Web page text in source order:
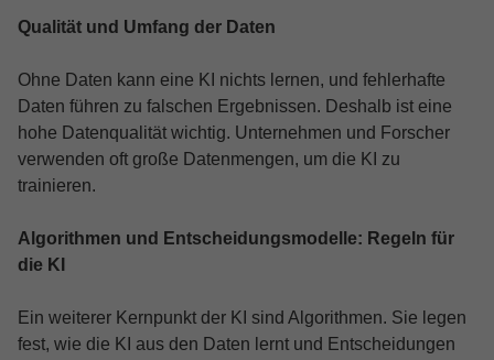
Qualität und Umfang der Daten
Ohne Daten kann eine KI nichts lernen, und fehlerhafte
Daten führen zu falschen Ergebnissen. Deshalb ist eine
hohe Datenqualität wichtig. Unternehmen und Forscher
verwenden oft große Datenmengen, um die KI zu
trainieren.
Algorithmen und Entscheidungsmodelle: Regeln für
die KI
Ein weiterer Kernpunkt der KI sind Algorithmen. Sie legen
fest, wie die KI aus den Daten lernt und Entscheidungen